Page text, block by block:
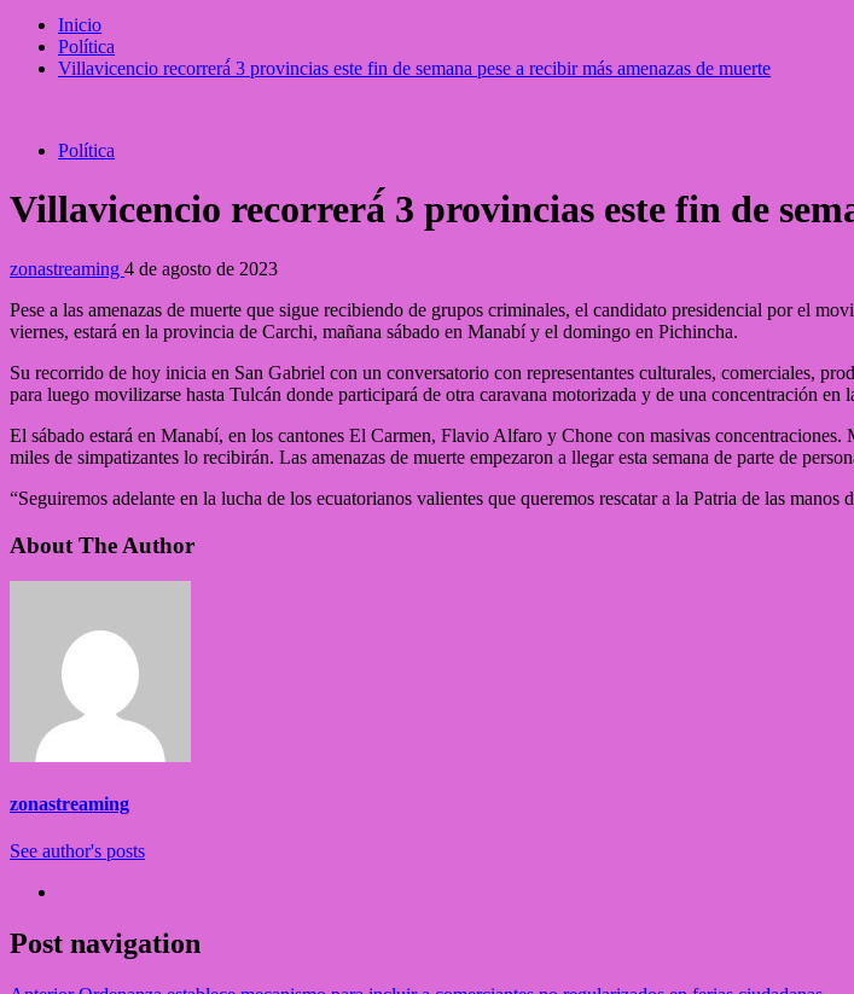
Inicio
Política
Villavicencio recorrerá́ 3 provincias este fin de semana pese a recibir más amenazas de muerte
Política
Villavicencio recorrerá́ 3 provincias este fin de
zonastreaming 4 de agosto de 2023
Pese a las amenazas de muerte que sigue recibiendo de grupos criminales, el candidato presidencial por el
viernes, estará en la provincia de Carchi, mañana sábado en Manabí y el domingo en Pichincha.
Su recorrido de hoy inicia en San Gabriel con un conversatorio con representantes culturales, comerciales,
para luego movilizarse hasta Tulcán donde participará de otra caravana motorizada y de una concentración en
El sábado estará en Manabí, en los cantones El Carmen, Flavio Alfaro y Chone con masivas
miles de simpatizantes lo recibirán. Las amenazas de muerte empezaron a llegar esta semana de parte de
“Seguiremos adelante en la lucha de los ecuatorianos valientes que queremos rescatar a la Patria de las
About The Author
zonastreaming
See author's posts
Post navigation